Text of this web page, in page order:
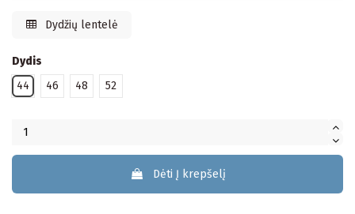
Dydžių lentelė
Dydis
44
46 48 52
Dėti Į krepšelį